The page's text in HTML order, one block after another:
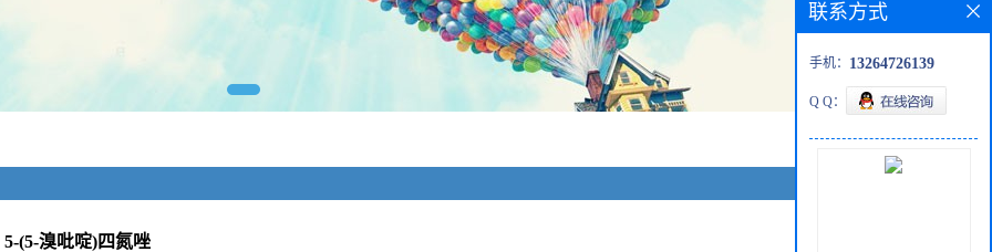
5-(5-溴吡啶)四氮唑
联系方式
手机： 13264726139
Q Q：